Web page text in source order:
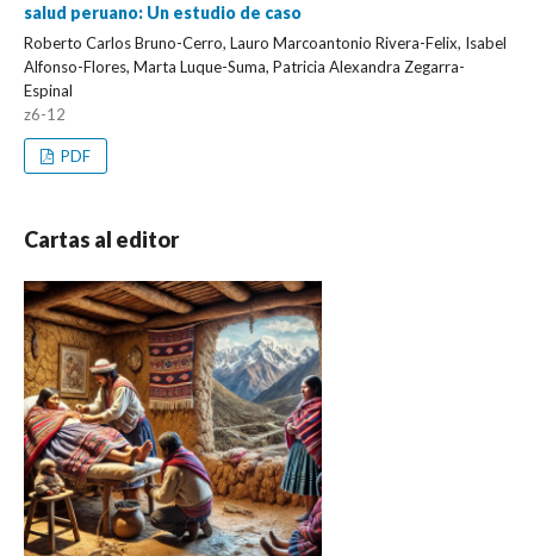
salud peruano: Un estudio de caso
Roberto Carlos Bruno-Cerro, Lauro Marcoantonio Rivera-Felix, Isabel
Alfonso-Flores, Marta Luque-Suma, Patricia Alexandra Zegarra-
Espinal
z6-12
PDF
Cartas al editor